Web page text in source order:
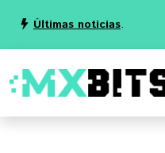
Últimas noticias.